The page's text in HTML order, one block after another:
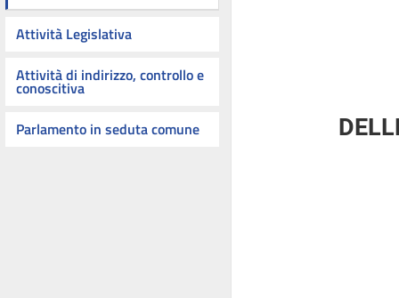
Attività Legislativa
Attività di indirizzo, controllo e
conoscitiva
Parlamento in seduta comune